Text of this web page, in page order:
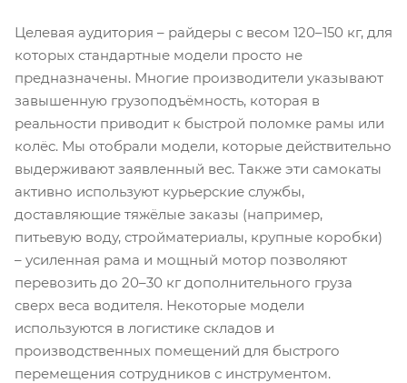
Целевая аудитория – райдеры с весом 120–150 кг, для
которых стандартные модели просто не
предназначены. Многие производители указывают
завышенную грузоподъёмность, которая в
реальности приводит к быстрой поломке рамы или
колёс. Мы отобрали модели, которые действительно
выдерживают заявленный вес. Также эти самокаты
активно используют курьерские службы,
доставляющие тяжёлые заказы (например,
питьевую воду, стройматериалы, крупные коробки)
– усиленная рама и мощный мотор позволяют
перевозить до 20–30 кг дополнительного груза
сверх веса водителя. Некоторые модели
используются в логистике складов и
производственных помещений для быстрого
перемещения сотрудников с инструментом.